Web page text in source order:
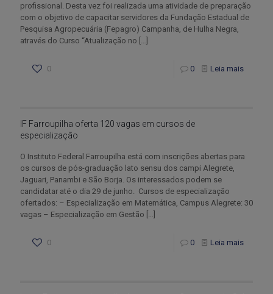
profissional. Desta vez foi realizada uma atividade de preparação
com o objetivo de capacitar servidores da Fundação Estadual de
Pesquisa Agropecuária (Fepagro) Campanha, de Hulha Negra,
através do Curso “Atualização no
0 0 Leia mais
IF Farroupilha oferta 120 vagas em cursos de
especialização
O Instituto Federal Farroupilha está com inscrições abertas para
os cursos de pós-graduação lato sensu dos campi Alegrete,
Jaguari, Panambi e São Borja. Os interessados podem se
candidatar até o dia 29 de junho. Cursos de especialização
ofertados: – Especialização em Matemática, Campus Alegrete: 30
vagas – Especialização em Gestão
0 0 Leia mais